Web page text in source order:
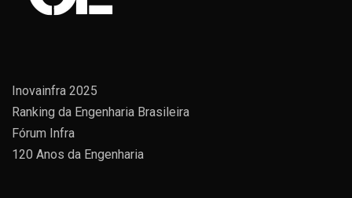
Inovainfra 2025
Ranking da Engenharia Brasileira
Fórum Infra
120 Anos da Engenharia